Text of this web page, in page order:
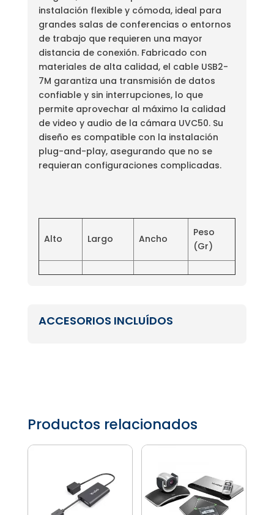
instalación flexible y cómoda, ideal para
grandes salas de conferencias o entornos
de trabajo que requieren una mayor
distancia de conexión. Fabricado con
materiales de alta calidad, el cable USB2-
7M garantiza una transmisión de datos
confiable y sin interrupciones, lo que
permite aprovechar al máximo la calidad
de video y audio de la cámara UVC50. Su
diseño es compatible con la instalación
plug-and-play, asegurando que no se
requieran configuraciones complicadas.
Alto Largo Ancho
Peso
(Gr)
ACCESORIOS INCLUÍDOS
Productos relacionados